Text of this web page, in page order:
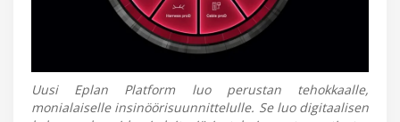
Uusi Eplan Platform luo perustan tehokkaalle,
monialaiselle insinöörisuunnittelulle. Se luo digitaalisen